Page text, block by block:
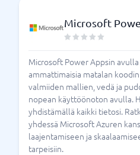
Microsoft
Microsoft Power Appsin
ammattimaisia ​​matalan
valmiiden mallien, vedä ja
nopean käyttöönoton avulla.
yhdistämällä kaikki tietosi.
yhdessä Microsoft Azuren
laajentamiseen ja
tarpeisiin.